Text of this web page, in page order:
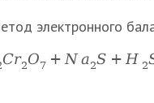
электронного
Cr2O7 + Na2S + H 2